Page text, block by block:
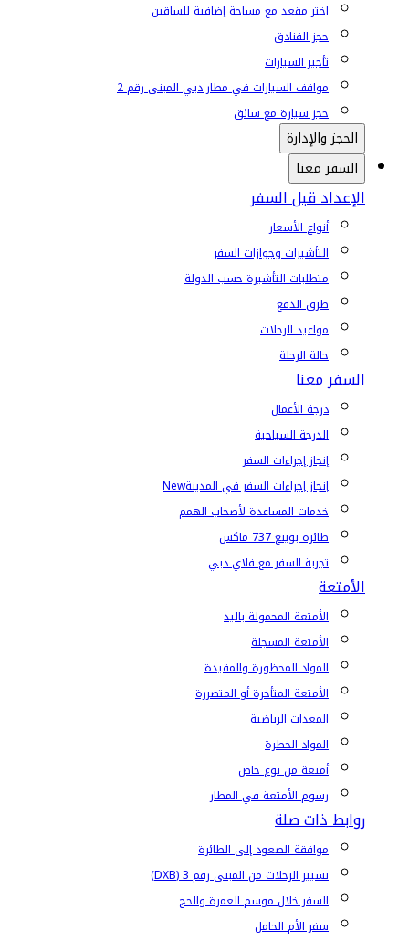
اختر مقعد مع مساحة إضافية للساقين
حجز الفنادق
تأجير السيارات
مواقف السيارات في مطار دبي المبنى رقم 2
حجز سيارة مع سائق
الحجز والإدارة
السفر معنا
الإعداد قبل السفر
أنواع الأسعار
التأشيرات وجوازات السفر
متطلبات التأشيرة حسب الدولة
طرق الدفع
مواعيد الرحلات
حالة الرحلة
السفر معنا
درجة الأعمال
الدرجة السياحية
إنجاز إجراءات السفر
إنجاز إجراءات السفر في المدينةNew
خدمات المساعدة لأصحاب الهمم
طائرة بوينغ 737 ماكس
تجربة السفر مع فلاي دبي
الأمتعة
الأمتعة المحمولة باليد
الأمتعة المسجلة
المواد المحظورة والمقيدة
الأمتعة المتأخرة أو المتضررة
المعدات الرياضية
المواد الخطرة
أمتعة من نوع خاص
رسوم الأمتعة في المطار
روابط ذات صلة
موافقة الصعود إلى الطائرة
تسيير الرحلات من المبنى رقم 3 (DXB)
السفر خلال موسم العمرة والحج
سفر الأم الحامل